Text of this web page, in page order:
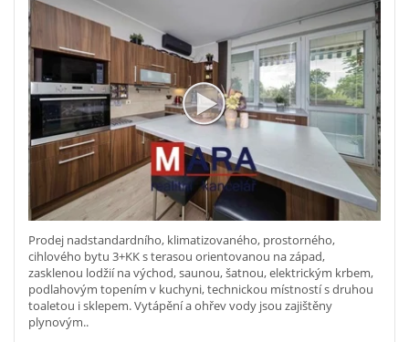
Prodej nadstandardního, klimatizovaného, prostorného,
cihlového bytu 3+KK s terasou orientovanou na západ,
zasklenou lodžií na východ, saunou, šatnou, elektrickým krbem,
podlahovým topením v kuchyni, technickou místností s druhou
toaletou i sklepem. Vytápění a ohřev vody jsou zajištěny
plynovým..